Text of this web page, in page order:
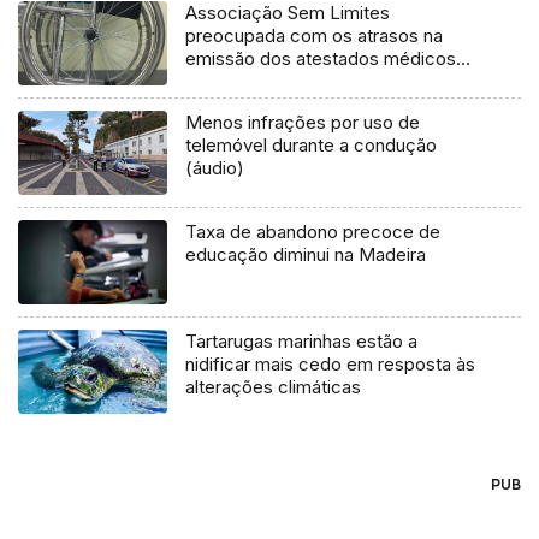
Associação Sem Limites
preocupada com os atrasos na
emissão dos atestados médicos
Menos infrações por uso de
telemóvel durante a condução
(áudio)
Taxa de abandono precoce de
educação diminui na Madeira
Tartarugas marinhas estão a
nidificar mais cedo em resposta às
alterações climáticas
PUB